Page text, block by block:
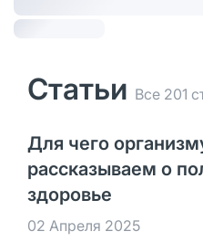
Статьи Все 201
Для чего
рассказываем о
здоровье
02 Апреля 2025